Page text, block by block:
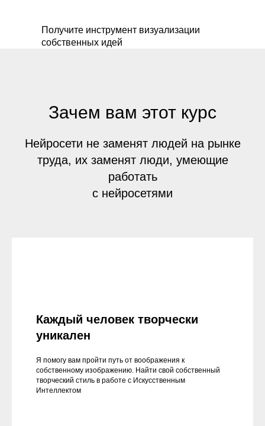
Получите инструмент визуализации
собственных идей
Зачем вам этот курс
Нейросети не заменят людей на рынке
труда, их заменят люди, умеющие
работать
с нейросетями
Каждый человек творчески
уникален
Я помогу вам пройти путь от воображения к
собственному изображению. Найти свой собственный
творческий стиль в работе с Искусственным
Интеллектом